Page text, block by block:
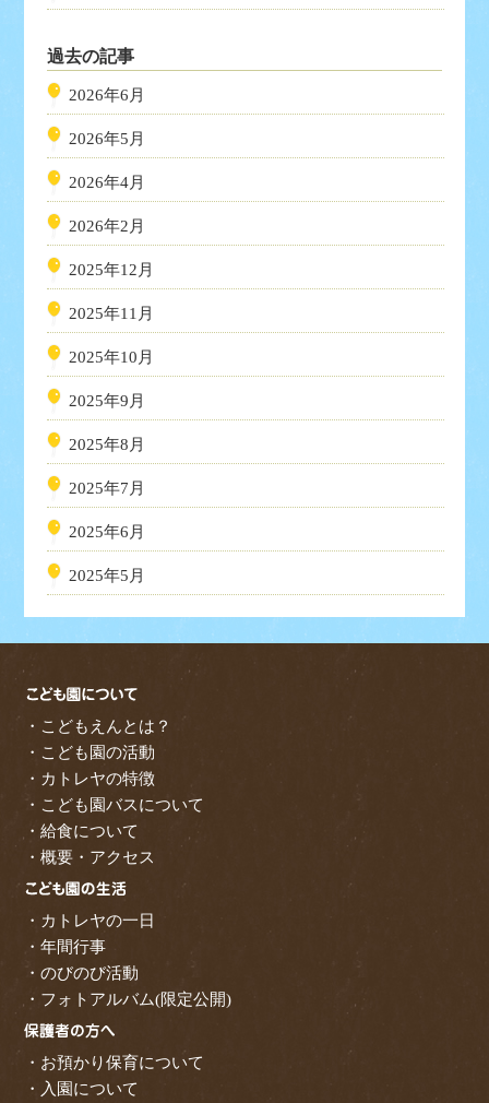
過去の記事
2026年6月
2026年5月
2026年4月
2026年2月
2025年12月
2025年11月
2025年10月
2025年9月
2025年8月
2025年7月
2025年6月
2025年5月
・こどもえんとは？
・こども園の活動
・カトレヤの特徴
・こども園バスについて
・給食について
・概要・アクセス
・カトレヤの一日
・年間行事
・のびのび活動
・フォトアルバム(限定公開)
・お預かり保育について
・入園について